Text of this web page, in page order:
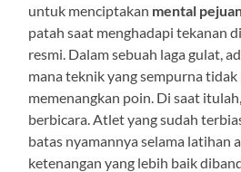
untuk menciptakan mental
patah saat menghadapi tekanan
resmi. Dalam sebuah laga gulat,
mana teknik yang sempurna
memenangkan poin. Di saat
berbicara. Atlet yang sudah
batas nyamannya selama latihan
ketenangan yang lebih baik